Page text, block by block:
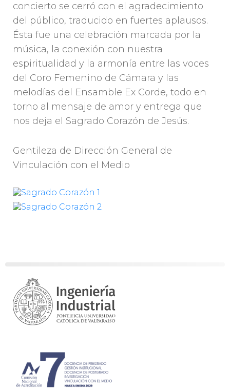
concierto se cerró con el agradecimiento
del público, traducido en fuertes aplausos.
Ésta fue una celebración marcada por la
música, la conexión con nuestra
espiritualidad y la armonía entre las voces
del Coro Femenino de Cámara y las
melodías del Ensamble Ex Corde, todo en
torno al mensaje de amor y entrega que
nos deja el Sagrado Corazón de Jesús.
Gentileza de Dirección General de
Vinculación con el Medio